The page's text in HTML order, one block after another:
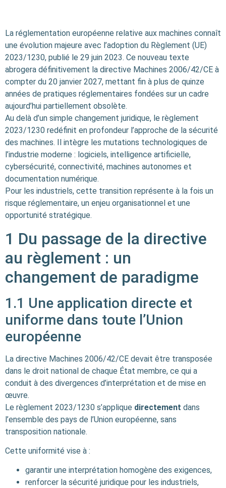
La réglementation européenne relative aux machines connaît
une évolution majeure avec l’adoption du Règlement (UE)
2023/1230, publié le 29 juin 2023. Ce nouveau texte
abrogera définitivement la directive Machines 2006/42/CE à
compter du 20 janvier 2027, mettant fin à plus de quinze
années de pratiques réglementaires fondées sur un cadre
aujourd’hui partiellement obsolète.
Au delà d’un simple changement juridique, le règlement
2023/1230 redéfinit en profondeur l’approche de la sécurité
des machines. Il intègre les mutations technologiques de
l’industrie moderne : logiciels, intelligence artificielle,
cybersécurité, connectivité, machines autonomes et
documentation numérique.
Pour les industriels, cette transition représente à la fois un
risque réglementaire, un enjeu organisationnel et une
opportunité stratégique.
1 Du passage de la directive
au règlement : un
changement de paradigme
1.1 Une application directe et
uniforme dans toute l’Union
européenne
La directive Machines 2006/42/CE devait être transposée
dans le droit national de chaque État membre, ce qui a
conduit à des divergences d’interprétation et de mise en
œuvre.
Le règlement 2023/1230 s’applique directement dans
l’ensemble des pays de l’Union européenne, sans
transposition nationale.
Cette uniformité vise à :
garantir une interprétation homogène des exigences,
renforcer la sécurité juridique pour les industriels,